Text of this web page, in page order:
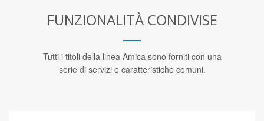
FUNZIONALITÀ CONDIVISE
Tutti i titoli della linea Amica sono forniti con una
serie di servizi e caratteristiche comuni.